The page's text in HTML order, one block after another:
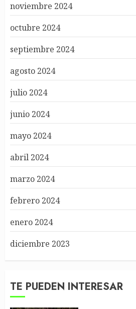
noviembre 2024
octubre 2024
septiembre 2024
agosto 2024
julio 2024
junio 2024
mayo 2024
abril 2024
marzo 2024
febrero 2024
enero 2024
diciembre 2023
TE PUEDEN INTERESAR